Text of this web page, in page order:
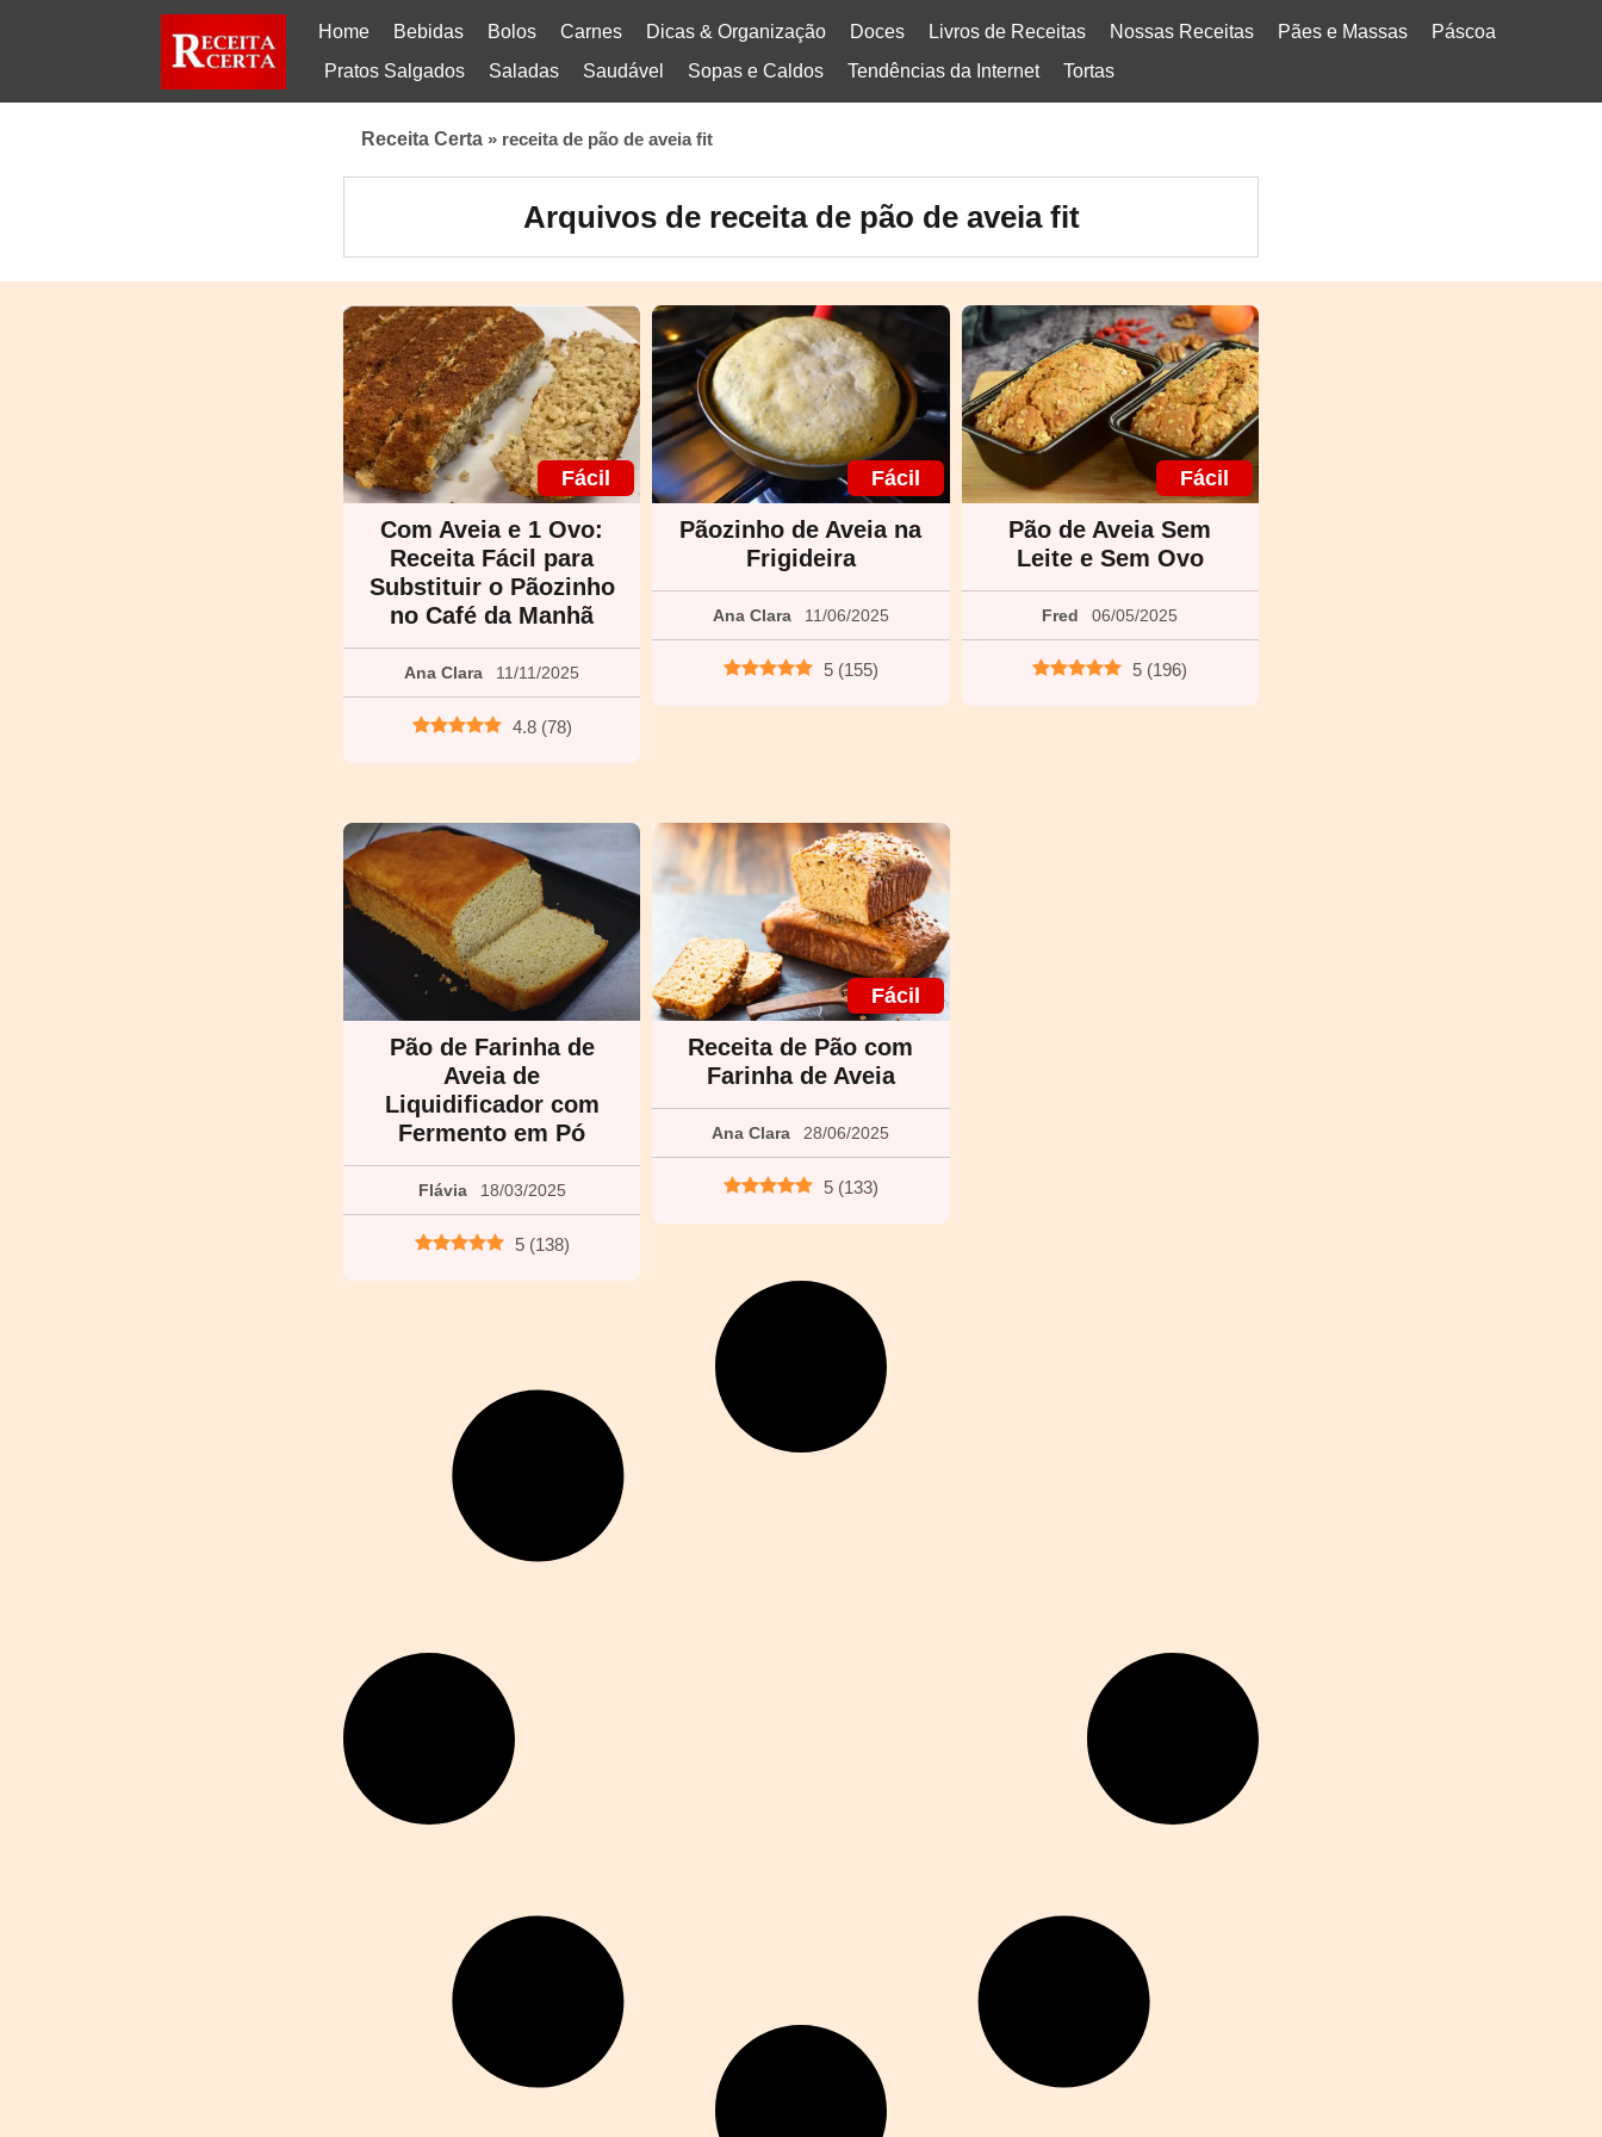
Home Bebidas Bolos Carnes Dicas & Organização Doces Livros de Receitas Nossas Receitas Pães e Massas
Páscoa
Pratos Salgados
Saladas Saudável Sopas e Caldos Tendências da Internet Tortas
Receita Certa » receita de pão de aveia fit
Arquivos de receita de pão de aveia fit
Fácil
Com Aveia e 1 Ovo:
Receita Fácil para
Substituir o Pãozinho
no Café da Manhã
Ana Clara 11/11/2025
4.8 (78)
Fácil
Pãozinho de Aveia na
Frigideira
Ana Clara 11/06/2025
5 (155)
Fácil
Pão de Aveia Sem
Leite e Sem Ovo
Fred 06/05/2025
5 (196)
Pão de Farinha de
Aveia de
Liquidificador com
Fermento em Pó
Flávia 18/03/2025
5 (138)
Fácil
Receita de Pão com
Farinha de Aveia
Ana Clara 28/06/2025
5 (133)